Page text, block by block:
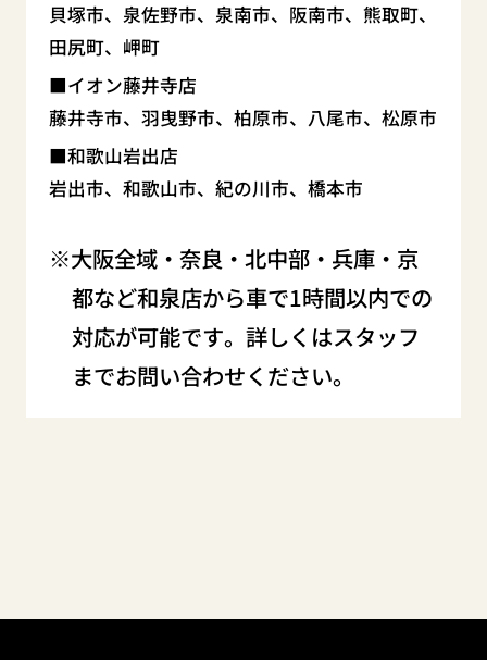
貝塚市、泉佐野市、泉南市、阪南市、熊取町、
田尻町、岬町
イオン藤井寺店
藤井寺市、羽曳野市、柏原市、八尾市、松原市
和歌山岩出店
岩出市、和歌山市、紀の川市、橋本市
大阪全域・奈良・北中部・兵庫・京
都など和泉店から車で1時間以内での
対応が可能です。詳しくはスタッフ
までお問い合わせください。